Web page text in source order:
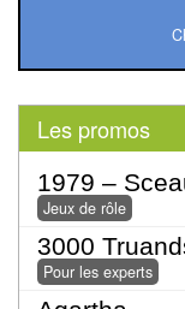
la
famille
Pour
les
initiés
Pour
Les promos
1979 –
Jeux de rôle
3000
Pour les experts